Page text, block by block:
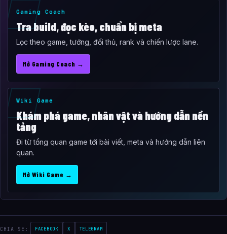
Gaming Coach
Tra build, đọc kèo, chuẩn bị meta
Lọc theo game, tướng, đối thủ, rank và chiến lược lane.
Mở Gaming Coach →
Wiki Game
Khám phá game, nhân vật và hướng dẫn nền
tảng
Đi từ tổng quan game tới bài viết, meta và hướng dẫn liên
quan.
Mở Wiki Game →
CHIA SE: FACEBOOK X TELEGRAM